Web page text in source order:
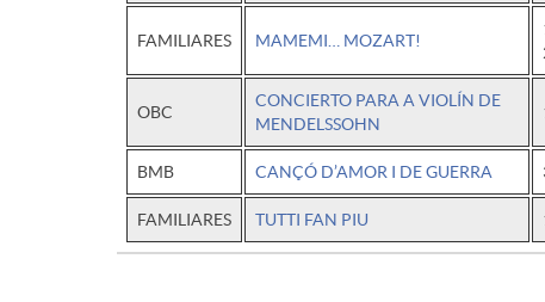
FAMILIARES MAMEMI… MOZART!
OBC
CONCIERTO PARA A VIOLÍN DE
MENDELSSOHN
BMB CANÇÓ D’AMOR I DE GUERRA
FAMILIARES TUTTI FAN PIU